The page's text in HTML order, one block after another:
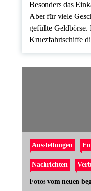
Besonders das
Aber für viele
gefüllte Geldbörse.
Kruezfahrtschiffe
Ausstellungen
Nachrichten
Fotos vom neuen